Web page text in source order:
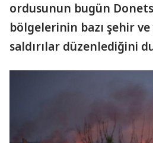
ordusunun bugün
bölgelerinin bazı şehir
saldırılar düzenlediğini